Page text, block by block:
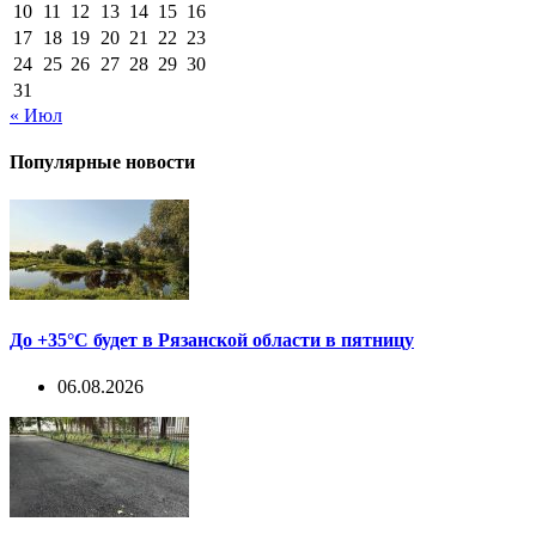
10 11 12 13 14 15 16
17 18 19 20 21 22 23
24 25 26 27 28 29 30
31
« Июл
Популярные новости
До +35°С будет в Рязанской области в пятницу
06.08.2026